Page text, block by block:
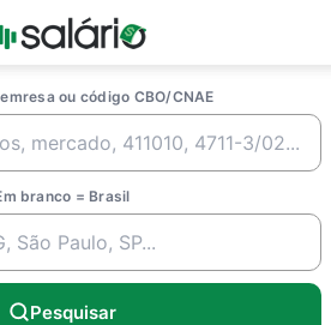
ou código CBO/CNAE
branco = Brasil
Pesquisar